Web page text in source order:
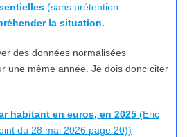
(sans prétention
la situation.
des données normalisées
une même année. Je dois donc citer
habitant en euros, en 2025 (Eric
du 28 mai 2026 page 20))